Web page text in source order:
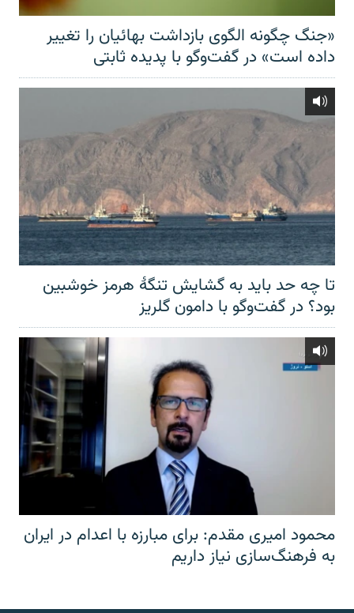
«جنگ چگونه الگوی بازداشت بهائیان را تغییر
داده است» در گفت‌وگو با پدیده ثابتی
تا چه حد باید به گشایش تنگهٔ هرمز خوشبین
بود؟ در گفت‌وگو با دامون گلریز
محمود امیری مقدم: برای مبارزه با اعدام در ایران
به فرهنگ‌سازی نیاز داریم